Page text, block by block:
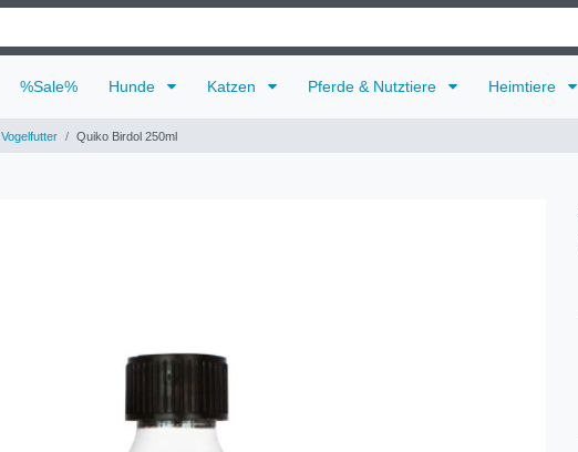
%Sale% Hunde Katzen Pferde & Nutztiere Heimtiere
Vogelfutter Quiko Birdol 250ml